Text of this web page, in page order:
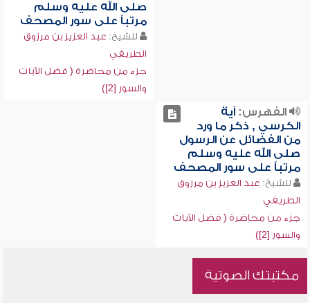
صلى الله عليه وسلم
مرتباً على سور المصحف
للشيخ: عبد العزيز بن مرزوق
الطريفي
جزء من محاضرة ( فضل الآيات
والسور [2])
الفهرس:آية
الكرسي , ذكر ما ورد
من الفضائل عن الرسول
صلى الله عليه وسلم
مرتباً على سور المصحف
للشيخ: عبد العزيز بن مرزوق
الطريفي
جزء من محاضرة ( فضل الآيات
والسور [2])
مكتبتك الصوتية